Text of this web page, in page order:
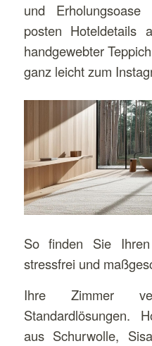
und
posten
handgewebter
ganz leicht zum
So finden Sie
stressfrei und
Ihre Zimmer
Standardlösungen.
aus Schurwolle,